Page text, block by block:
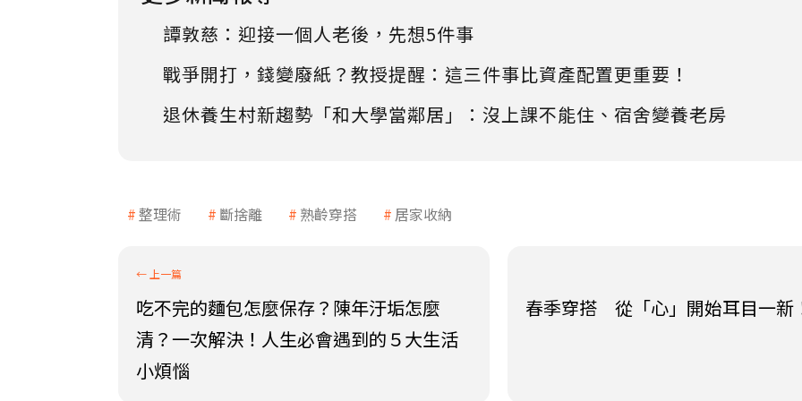
譚敦慈：迎接一個人老後，先想5件事
戰爭開打，錢變廢紙？教授提醒：這三件事比資產配置更重要！
退休養生村新趨勢「和大學當鄰居」：沒上課不能住、宿舍變養老房
整理術 斷捨離 熟齡穿搭 居家收納
吃不完的麵包怎麼保存？陳年汙垢怎麼
清？一次解決！人生必會遇到的５大生活
小煩惱
春季穿搭 從「心」開始耳目一新